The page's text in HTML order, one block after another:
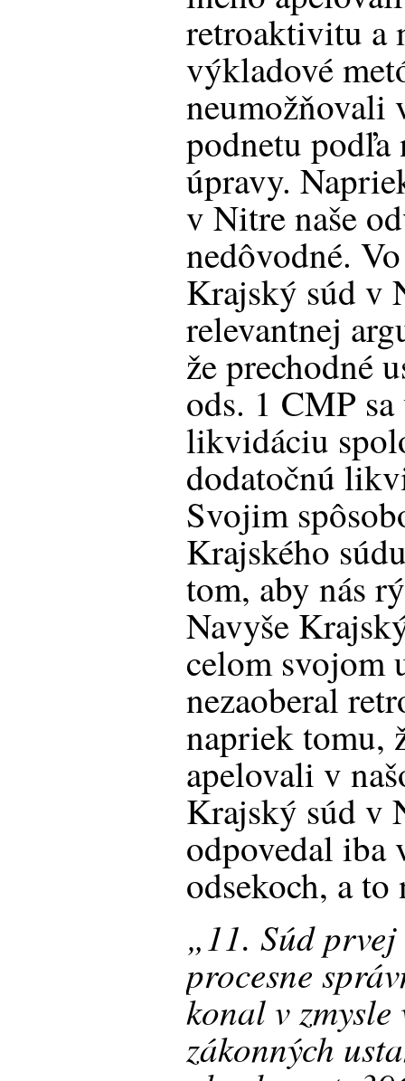
retroaktivitu a
výkladové
neumožňovali
podnetu podľa
úpravy.
v Nitre naše
nedôvodné.
Krajský súd v
relevantnej
že prechodné
ods. 1 CMP
likvidáciu
dodatočnú
Svojim
Krajského
tom, aby nás
Navyše
celom svojom
nezaoberal
napriek tomu,
apelovali v
Krajský súd v
odpovedal iba
odsekoch, a to
„11. Súd
procesne
konal v zmysle
zákonných